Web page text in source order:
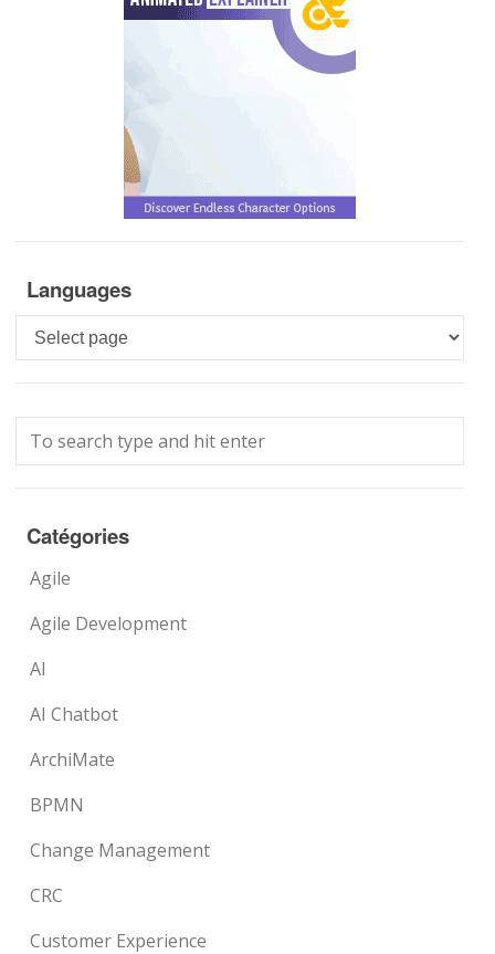
Languages
Languages
Catégories
Agile
Agile Development
AI
AI Chatbot
ArchiMate
BPMN
Change Management
CRC
Customer Experience